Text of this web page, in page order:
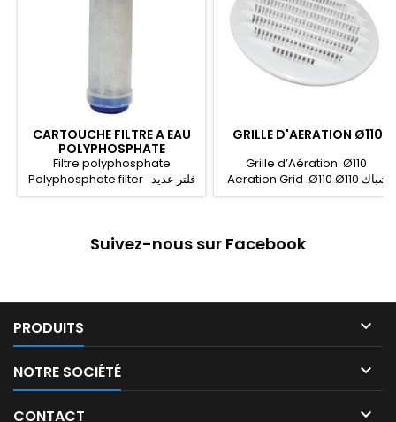
CARTOUCHE FILTRE A EAU
POLYPHOSPHATE
Filtre polyphosphate
Polyphosphate filter فلتر عديد
الفوسفات
GRILLE D'AERATION Ø110
Grille d’Aération Ø110
Aeration Grid Ø110 Ø110 شباك
تهوئة
Suivez-nous sur Facebook
PRODUITS 
NOTRE SOCIÉTÉ 
CONTACT 